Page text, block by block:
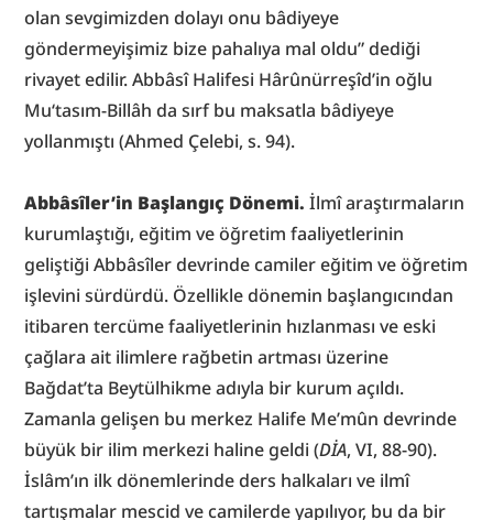
olan sevgimizden dolayı onu bâdiyeye
göndermeyişimiz bize pahalıya mal oldu” dediği
rivayet edilir. Abbâsî Halifesi Hârûnürreşîd’in oğlu
Mu‘tasım-Billâh da sırf bu maksatla bâdiyeye
yollanmıştı (Ahmed Çelebi, s. 94).
Abbâsîler’in Başlangıç Dönemi. İlmî araştırmaların
kurumlaştığı, eğitim ve öğretim faaliyetlerinin
geliştiği Abbâsîler devrinde camiler eğitim ve öğretim
işlevini sürdürdü. Özellikle dönemin başlangıcından
itibaren tercüme faaliyetlerinin hızlanması ve eski
çağlara ait ilimlere rağbetin artması üzerine
Bağdat’ta Beytülhikme adıyla bir kurum açıldı.
Zamanla gelişen bu merkez Halife Me’mûn devrinde
büyük bir ilim merkezi haline geldi (DİA, VI, 88-90).
İslâm’ın ilk dönemlerinde ders halkaları ve ilmî
tartışmalar mescid ve camilerde yapılıyor, bu da bir